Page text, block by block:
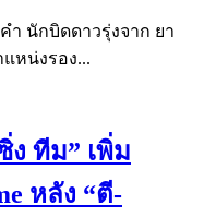
ำ นักบิดดาวรุ่งจาก ยา
หน่งรอง...
ง ทีม” เพิ่ม
หลัง “ตี-